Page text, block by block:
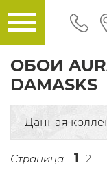
ОБОИ
DAMASKS
Данная
Страница 1 2